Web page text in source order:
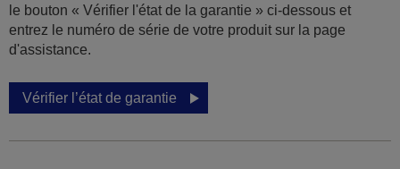
le bouton « Vérifier l'état de la garantie » ci-dessous et
entrez le numéro de série de votre produit sur la page
d'assistance.
Vérifier l’état de garantie